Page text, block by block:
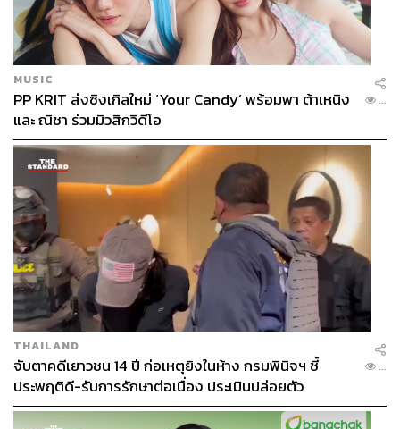
MUSIC
PP KRIT ส่งซิงเกิลใหม่ ‘Your Candy’ พร้อมพา ต้าเหนิง
และ ณิชา ร่วมมิวสิกวิดีโอ
...
THAILAND
จับตาคดีเยาวชน 14 ปี ก่อเหตุยิงในห้าง กรมพินิจฯ ชี้
ประพฤติดี-รับการรักษาต่อเนื่อง ประเมินปล่อยตัว
...